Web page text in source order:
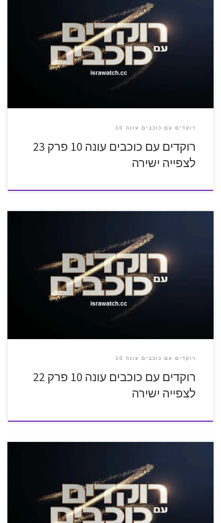
רוקדים עם כוכבים עונה 10
רוקדים עם כוכבים עונה 10 פרק 23
לצפייה ישירה
רוקדים עם כוכבים עונה 10
רוקדים עם כוכבים עונה 10 פרק 22
לצפייה ישירה